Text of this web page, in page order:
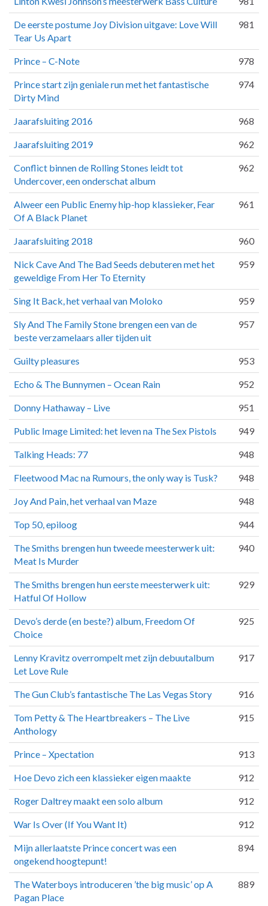
De eerste postume Joy Division uitgave: Love Will
Tear Us Apart
981
Prince – C-Note 978
Prince start zijn geniale run met het fantastische
Dirty Mind
974
Jaarafsluiting 2016 968
Jaarafsluiting 2019 962
Conflict binnen de Rolling Stones leidt tot
Undercover, een onderschat album
962
Alweer een Public Enemy hip-hop klassieker, Fear
Of A Black Planet
961
Jaarafsluiting 2018 960
Nick Cave And The Bad Seeds debuteren met het
geweldige From Her To Eternity
959
Sing It Back, het verhaal van Moloko 959
Sly And The Family Stone brengen een van de
beste verzamelaars aller tijden uit
957
Guilty pleasures 953
Echo & The Bunnymen – Ocean Rain 952
Donny Hathaway – Live 951
Public Image Limited: het leven na The Sex Pistols 949
Talking Heads: 77 948
Fleetwood Mac na Rumours, the only way is Tusk? 948
Joy And Pain, het verhaal van Maze 948
Top 50, epiloog 944
The Smiths brengen hun tweede meesterwerk uit:
Meat Is Murder
940
The Smiths brengen hun eerste meesterwerk uit:
Hatful Of Hollow
929
Devo’s derde (en beste?) album, Freedom Of
Choice
925
Lenny Kravitz overrompelt met zijn debuutalbum
Let Love Rule
917
The Gun Club’s fantastische The Las Vegas Story 916
Tom Petty & The Heartbreakers – The Live
Anthology
915
Prince – Xpectation 913
Hoe Devo zich een klassieker eigen maakte 912
Roger Daltrey maakt een solo album 912
War Is Over (If You Want It) 912
Mijn allerlaatste Prince concert was een
ongekend hoogtepunt!
894
The Waterboys introduceren ’the big music’ op A
Pagan Place
889